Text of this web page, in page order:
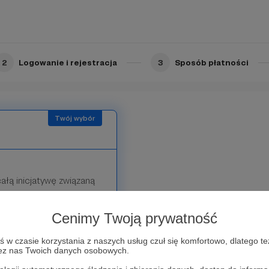
Cenimy Twoją prywatność
w czasie korzystania z naszych usług czuł się komfortowo, dlatego
nas Twoich danych osobowych.
2 Logowanie i rejestracja 3 Sposób płatności
jedynie
inicjatywę związaną
Facebooku
w przyszłości